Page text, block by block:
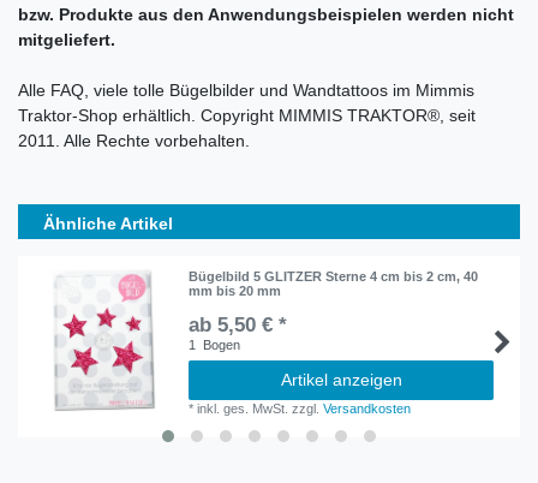
bzw. Produkte aus den Anwendungsbeispielen werden nicht
mitgeliefert.
Alle FAQ, viele tolle Bügelbilder und Wandtattoos im Mimmis
Traktor-Shop erhältlich. Copyright MIMMIS TRAKTOR®, seit
2011. Alle Rechte vorbehalten.
Ähnliche Artikel
Bügelbild 5 GLITZER Sterne 4 cm bis 2 cm, 40
mm bis 20 mm
ab 5,50 € *
1 Bogen
Artikel anzeigen
*inkl. ges. MwSt. zzgl.Versandkosten